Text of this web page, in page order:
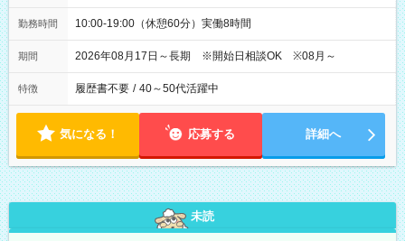
勤務時間 10:00-19:00（休憩60分）実働8時間
期間 2026年08月17日～長期 ※開始日相談OK ※08月～
特徴 履歴書不要 / 40～50代活躍中
気になる！ 応募する 詳細へ
未読